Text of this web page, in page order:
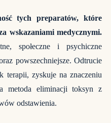
tych preparatów, które
wskazaniami medycznymi.
społeczne i psychiczne
powszechniejsze. Odtrucie
terapii, zyskuje na znaczeniu
metoda eliminacji toksyn z
odstawienia.